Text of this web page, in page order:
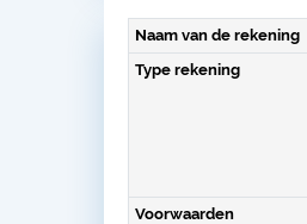
Naam van de rekening
Type rekening
Voorwaarden